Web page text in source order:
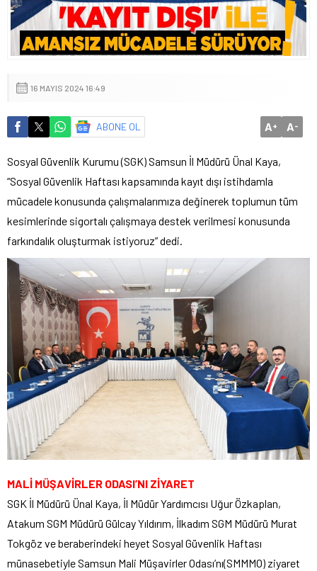
16 MAYIS 2024 16:49
ABONE OL A+ A-
Sosyal Güvenlik Kurumu (SGK) Samsun İl Müdürü Ünal Kaya,
“Sosyal Güvenlik Haftası kapsamında kayıt dışı istihdamla
mücadele konusunda çalışmalarımıza değinerek toplumun tüm
kesimlerinde sigortalı çalışmaya destek verilmesi konusunda
farkındalık oluşturmak istiyoruz” dedi.
MALİ MÜŞAVİRLER ODASI’NI ZİYARET
SGK İl Müdürü Ünal Kaya, İl Müdür Yardımcısı Uğur Özkaplan,
Atakum SGM Müdürü Gülcay Yıldırım, İlkadım SGM Müdürü Murat
Tokgöz ve beraberindeki heyet Sosyal Güvenlik Haftası
münasebetiyle Samsun Mali Müşavirler Odası’nı(SMMMO) ziyaret